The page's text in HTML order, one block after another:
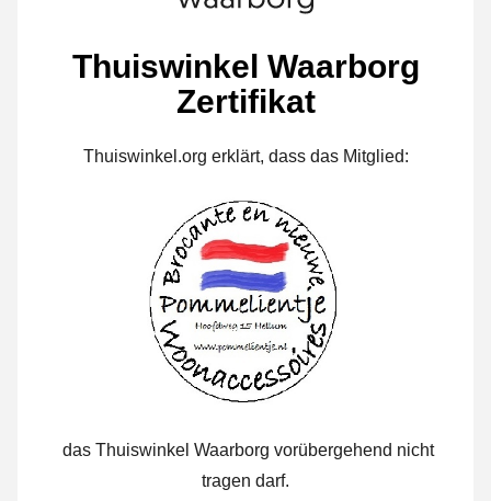
Thuiswinkel Waarborg
Zertifikat
Thuiswinkel.org erklärt, dass das Mitglied:
das Thuiswinkel Waarborg vorübergehend nicht
tragen darf.